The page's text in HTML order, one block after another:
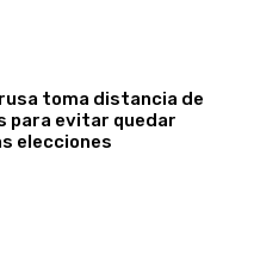
toma distancia de
para evitar quedar
elecciones